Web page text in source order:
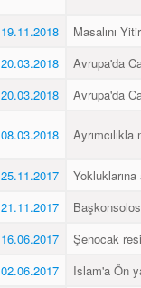
19.11.2018
Masalını
20.03.2018
Avrupa'da
20.03.2018
Avrupa'da
08.03.2018
25.11.2017
Yokluklarına
21.11.2017
16.06.2017
Şenocak
02.06.2017
Islam'a Ön